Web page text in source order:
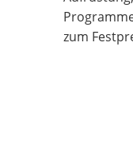
zum